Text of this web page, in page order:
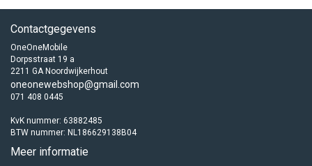
Contactgegevens
OneOneMobile
Dorpsstraat 19 a
2211 GA Noordwijkerhout
oneonewebshop@gmail.com
071 408 0445
KvK nummer: 63882485
BTW nummer: NL186629138B04
Meer informatie